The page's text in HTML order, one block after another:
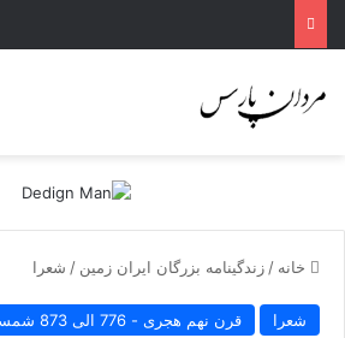
خانه / زندگینامه بزرگان ایران زمین / شعرا
شعرا قرن نهم هجری - 776 الی 873 شمسی